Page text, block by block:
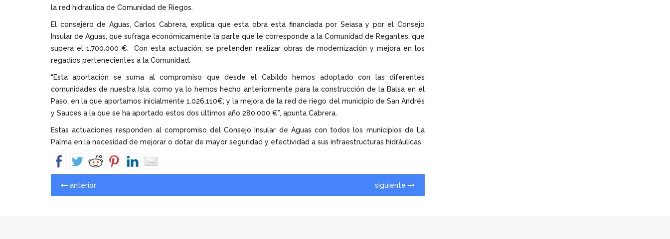
la red hidráulica de Comunidad de Riegos.
El consejero de Aguas, Carlos Cabrera, explica que esta obra está financiada por Seiasa y por el Consejo
Insular de Aguas, que sufraga económicamente la parte que le corresponde a la Comunidad de Regantes, que
supera el 1.700.000 €. Con esta actuación, se pretenden realizar obras de modernización y mejora en los
regadíos pertenecientes a la Comunidad.
“Esta aportación se suma al compromiso que desde el Cabildo hemos adoptado con las diferentes
comunidades de nuestra Isla, como ya lo hemos hecho anteriormente para la construcción de la Balsa en el
Paso, en la que aportamos inicialmente 1.026.110€; y la mejora de la red de riego del municipio de San Andrés
y Sauces a la que se ha aportado estos dos últimos año 280.000 €”, apunta Cabrera.
Estas actuaciones responden al compromiso del Consejo Insular de Aguas con todos los municipios de La
Palma en la necesidad de mejorar o dotar de mayor seguridad y efectividad a sus infraestructuras hidráulicas.
anterior siguiente